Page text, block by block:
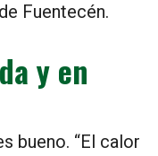
Fuentecén.
y en
bueno. “El calor